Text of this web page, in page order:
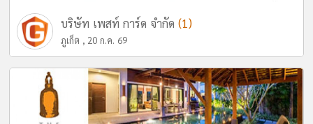
บริษัท เพสท์ การ์ด จำกัด (1)
ภูเก็ต , 20 ก.ค. 69